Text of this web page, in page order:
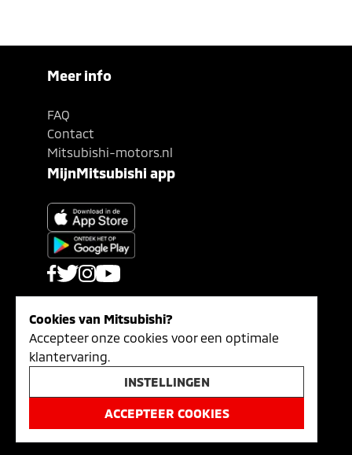
Cookies van Mitsubishi?
Accepteer onze cookies voor een optimale
klantervaring.
INSTELLINGEN
ACCEPTEER COOKIES
Meer info
FAQ
Contact
Mitsubishi-motors.nl
MijnMitsubishi app
Algemene voorwaarden
Disclaimer Mitsubishi Motors
© Mitsubishi Motor Sales Nederland
Alle rechten voorbehouden.